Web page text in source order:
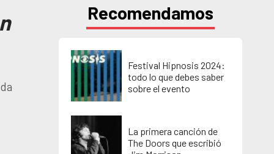
Recomendamos
Festival Hipnosis 2024:
todo lo que debes saber
sobre el evento
La primera canción de
The Doors que escribió